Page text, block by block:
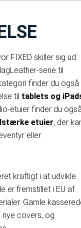
FIXED skiller sig ud
serie til
finder du også
til tablets og
etuier finder du også
etuier, der
eller
kraftigt i at udvikle
er fremstillet i EU af
Gamle
nye covers, og